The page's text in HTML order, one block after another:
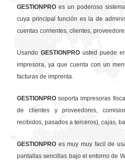
GESTION PRO es un poderoso
cuya principal función es la de
cuentas corrientes, clientes,
Usando GESTION PRO usted puede
impresora, ya que cuenta con un
facturas de imprenta.
GESTION PRO soporta impresoras
de clientes y proveedores,
recibidos, pasados a terceros), cajas,
GESTION PRO es muy muy facil de
pantallas sencillas bajo el entorno de